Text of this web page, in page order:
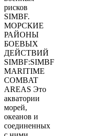
рисков
SIMBF.
МОРСКИЕ
РАЙОНЫ
БОЕВЫХ
ДЕЙСТВИЙ
SIMBF:SIMBF
MARITIME
COMBAT
AREAS Это
акватории
морей,
океанов и
соединенных